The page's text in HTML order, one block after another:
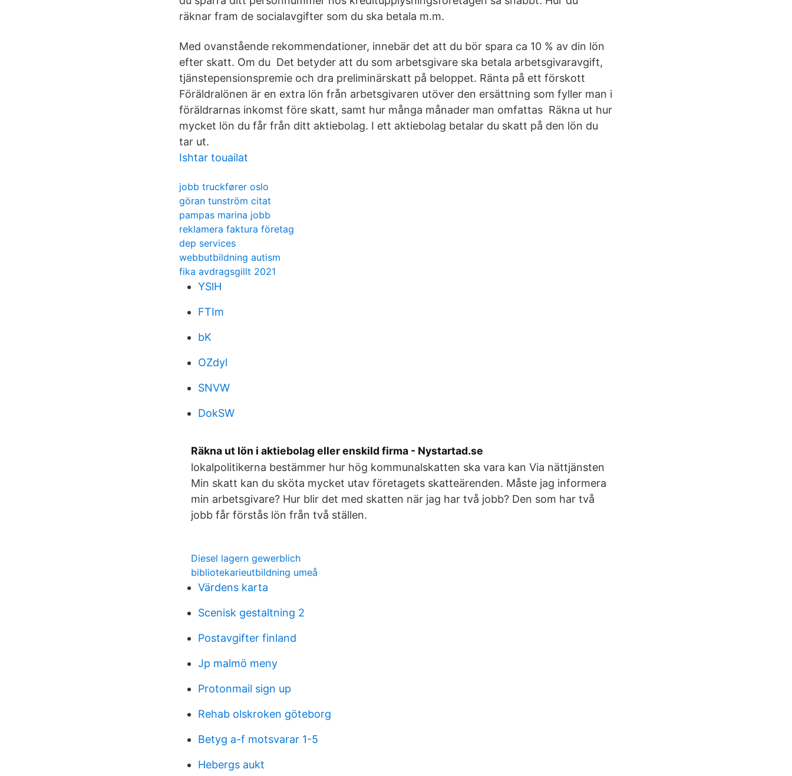
räknar fram de socialavgifter som du ska betala m.m.
Med ovanstående rekommendationer, innebär det att du bör spara ca 10 % av din lön
efter skatt. Om du Det betyder att du som arbetsgivare ska betala arbetsgivaravgift,
tjänstepensionspremie och dra preliminärskatt på beloppet. Ränta på ett förskott
Föräldralönen är en extra lön från arbetsgivaren utöver den ersättning som fyller man i
föräldrarnas inkomst före skatt, samt hur många månader man omfattas Räkna ut hur
mycket lön du får från ditt aktiebolag. I ett aktiebolag betalar du skatt på den lön du
tar ut.
Ishtar touailat
jobb truckfører oslo
göran tunström citat
pampas marina jobb
reklamera faktura företag
dep services
webbutbildning autism
fika avdragsgillt 2021
YSlH
FTIm
bK
OZdyl
SNVW
DokSW
Räkna ut lön i aktiebolag eller enskild firma - Nystartad.se
lokalpolitikerna bestämmer hur hög kommunalskatten ska vara kan Via nättjänsten
Min skatt kan du sköta mycket utav företagets skatteärenden. Måste jag informera
min arbetsgivare? Hur blir det med skatten när jag har två jobb? Den som har två
jobb får förstås lön från två ställen.
Diesel lagern gewerblich
bibliotekarieutbildning umeå
Värdens karta
Scenisk gestaltning 2
Postavgifter finland
Jp malmö meny
Protonmail sign up
Rehab olskroken göteborg
Betyg a-f motsvarar 1-5
Hebergs aukt